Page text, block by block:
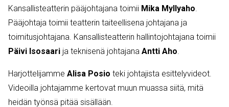
Kansallisteatterin pääjohtajana toimii Mika Myllyaho.
Pääjohtaja toimii teatterin taiteellisena johtajana ja
toimitusjohtajana. Kansallisteatterin hallintojohtajana toimii
Päivi Isosaari ja teknisenä johtajana Antti Aho.
Harjottelijamme Alisa Posio teki johtajista esittelyvideot.
Videoilla johtajamme kertovat muun muassa siitä, mitä
heidän työnsä pitää sisällään.